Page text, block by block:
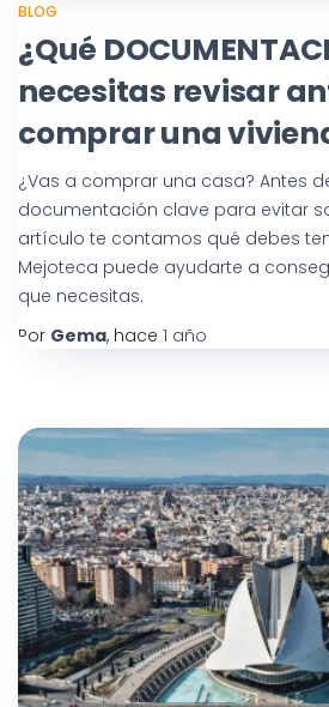
BLOG
¿Qué
necesitas revisar
comprar una
¿Vas a comprar una casa? Antes
documentación clave para evitar
artículo te contamos qué debes
Mejoteca puede ayudarte a
que necesitas.
Por Gema, hace 1 año